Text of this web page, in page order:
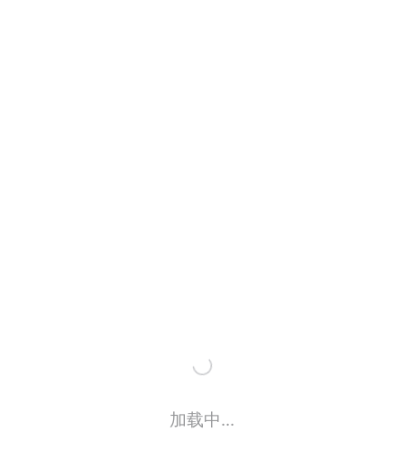
加载中...